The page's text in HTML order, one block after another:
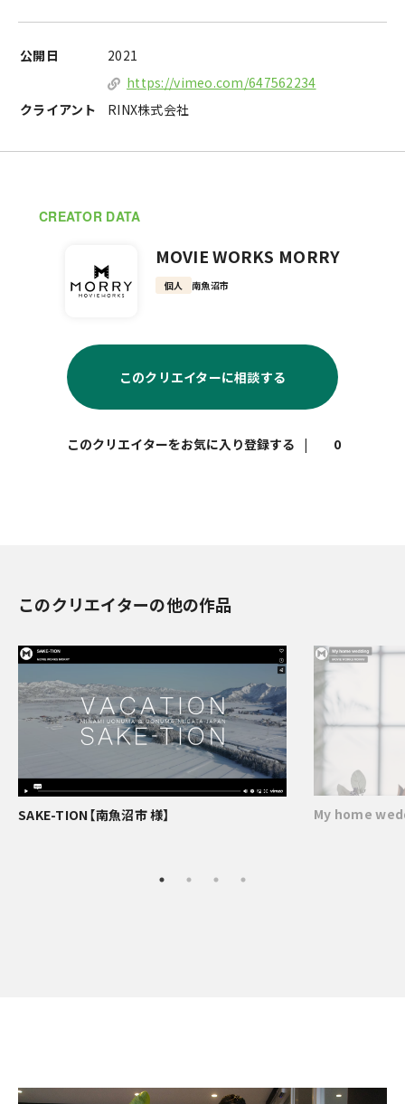
公開日
2021
https://vimeo.com/647562234
クライアント
RINX株式会社
CREATOR DATA
MOVIE WORKS MORRY
個人 南魚沼市
このクリエイターに相談する
| 0
このクリエイターの他の作品
SAKE-TION【南魚沼市 様】 My home